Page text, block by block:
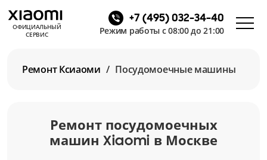
ОФИЦИАЛЬНЫЙ
СЕРВИС
+7 (495) 032-34-40
Режим работы с 08:00 до 21:00
Ремонт Ксиаоми Посудомоечные машины
Ремонт посудомоечных
машинXiaomi в Москве